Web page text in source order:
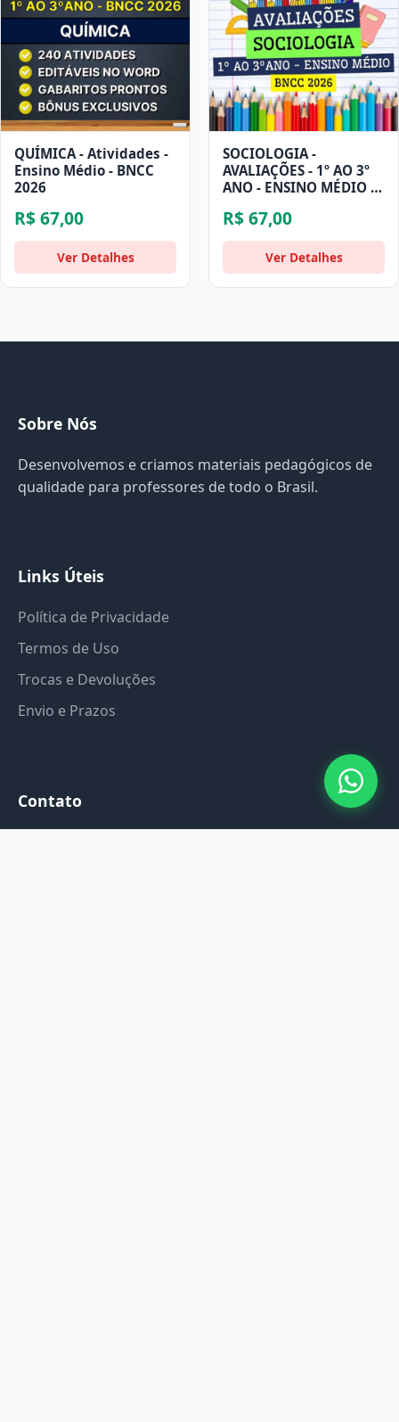
QUÍMICA - Atividades -
Ensino Médio - BNCC
2026
R$ 67,00
Ver Detalhes
SOCIOLOGIA -
AVALIAÇÕES - 1º AO 3º
ANO - ENSINO MÉDIO -
R$ 67,00
Ver Detalhes
Sobre Nós
Desenvolvemos e criamos materiais pedagógicos de
qualidade para professores de todo o Brasil.
Links Úteis
Política de Privacidade
Termos de Uso
Trocas e Devoluções
Envio e Prazos
Contato